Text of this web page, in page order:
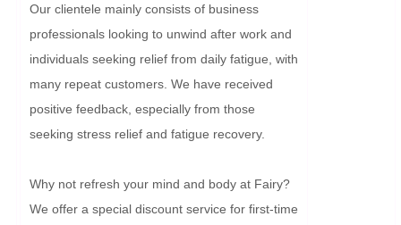
Our clientele mainly consists of business
professionals looking to unwind after work and
individuals seeking relief from daily fatigue, with
many repeat customers. We have received
positive feedback, especially from those
seeking stress relief and fatigue recovery.
Why not refresh your mind and body at Fairy?
We offer a special discount service for first-time